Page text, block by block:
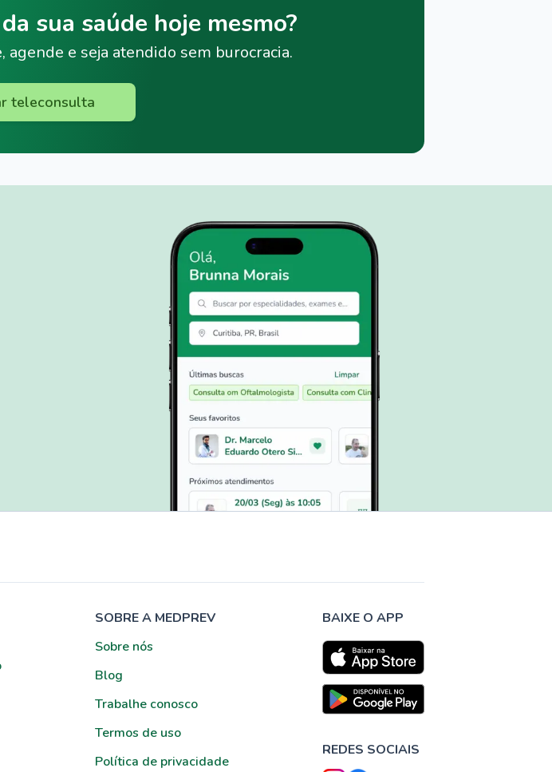
sua saúde hoje mesmo?
agende e seja atendido sem burocracia.
teleconsulta
SOBRE A MEDPREV
Sobre nós
Blog
Trabalhe conosco
Termos de uso
Política de privacidade
BAIXE O APP
REDES SOCIAIS